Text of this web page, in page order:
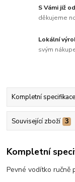
S Vámi již
děkujeme
Lokální
svým
Kompletní specifikace
Související zboží 3
Kompletní
Pevné vodítko ručně